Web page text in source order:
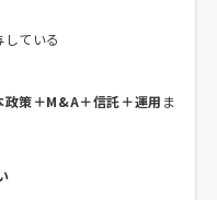
ている
政策＋M&A＋信託＋運用 ま